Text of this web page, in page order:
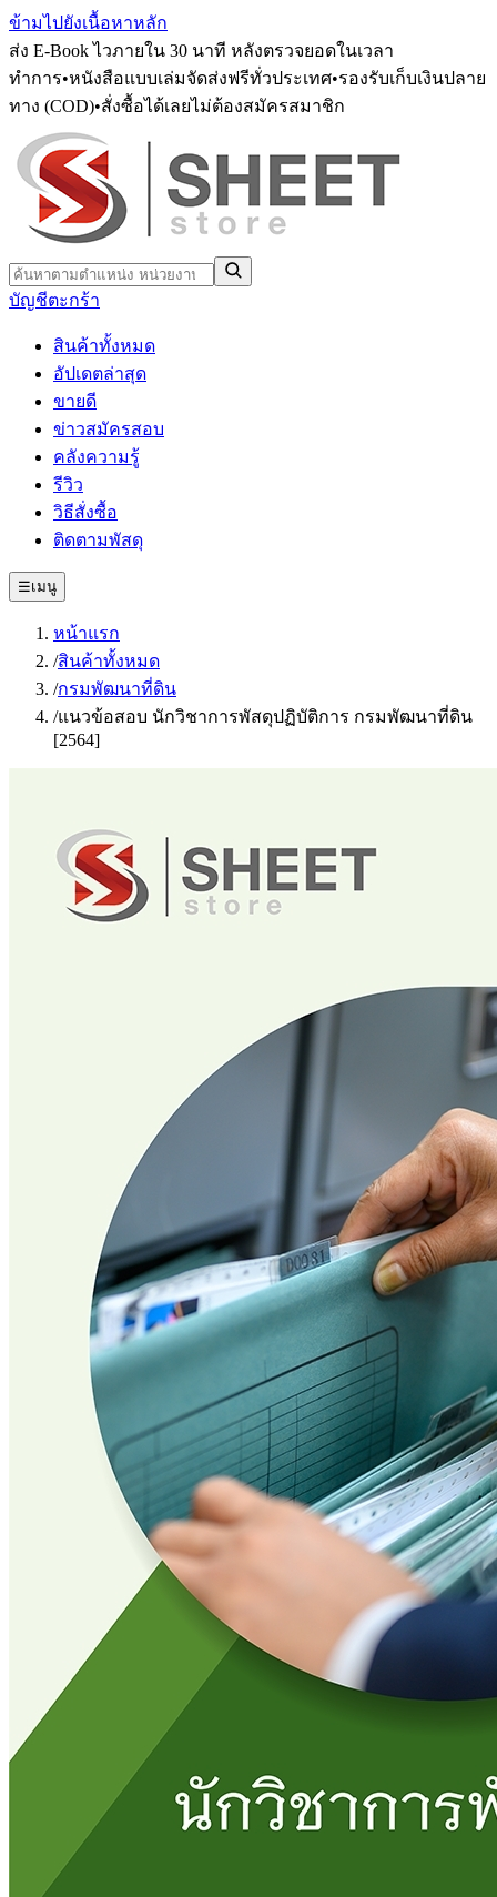
ข้ามไปยังเนื้อหาหลัก
ส่ง E-Book ไวภายใน 30 นาที หลังตรวจยอดในเวลา
ทำการ•หนังสือแบบเล่มจัดส่งฟรีทั่วประเทศ•รองรับเก็บเงินปลาย
ทาง (COD)•สั่งซื้อได้เลยไม่ต้องสมัครสมาชิก
บัญชีตะกร้า
สินค้าทั้งหมด
อัปเดตล่าสุด
ขายดี
ข่าวสมัครสอบ
คลังความรู้
รีวิว
วิธีสั่งซื้อ
ติดตามพัสดุ
☰เมนู
หน้าแรก
/สินค้าทั้งหมด
/กรมพัฒนาที่ดิน
/แนวข้อสอบ นักวิชาการพัสดุปฏิบัติการ กรมพัฒนาที่ดิน
[2564]